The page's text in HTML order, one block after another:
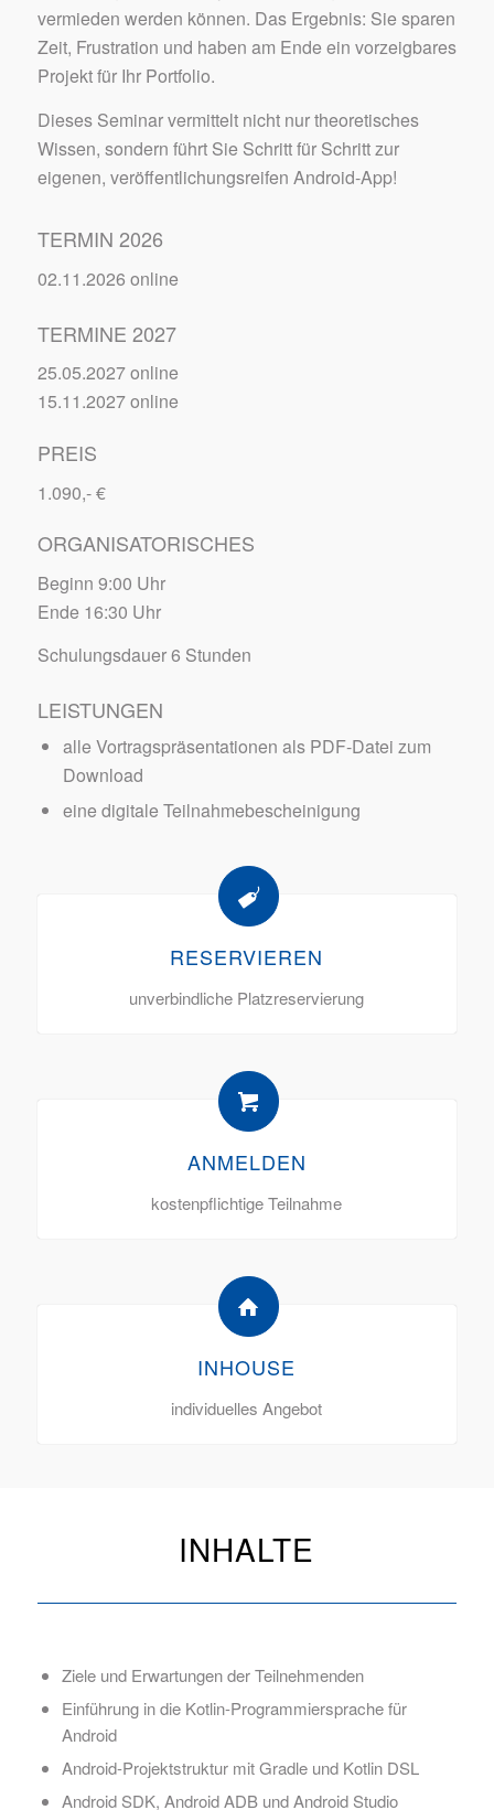
vermieden werden können. Das Ergebnis: Sie sparen
Zeit, Frustration und haben am Ende ein vorzeigbares
Projekt für Ihr Portfolio.
Dieses Seminar vermittelt nicht nur theoretisches
Wissen, sondern führt Sie Schritt für Schritt zur
eigenen, veröffentlichungsreifen Android-App!
TERMIN 2026
02.11.2026 online
TERMINE 2027
25.05.2027 online
15.11.2027 online
PREIS
1.090,- €
ORGANISATORISCHES
Beginn 9:00 Uhr
Ende 16:30 Uhr
Schulungsdauer 6 Stunden
LEISTUNGEN
alle Vortragspräsentationen als PDF-Datei zum
Download
eine digitale Teilnahmebescheinigung
RESERVIEREN
unverbindliche Platzreservierung
ANMELDEN
kostenpflichtige Teilnahme
INHOUSE
individuelles Angebot
INHALTE
Ziele und Erwartungen der Teilnehmenden
Einführung in die Kotlin-Programmiersprache für
Android
Android-Projektstruktur mit Gradle und Kotlin DSL
Android SDK, Android ADB und Android Studio